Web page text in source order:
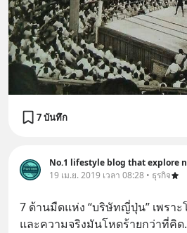
7 บันทึก
19 เม.ย. 2019 เวลา 08:28 • ธุรกิจ
7 ด้านมืดแห่ง “บริษัทญี่ปุ่น” เพราะ
และความจริงมันโหดร้ายกว่าที่คิ